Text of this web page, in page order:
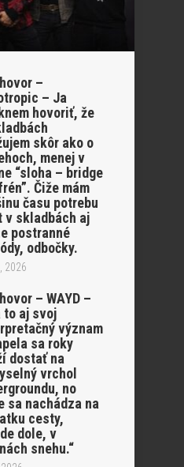
–
– Ja
hovoriť, že
skôr ako o
menej v
“sloha – bridge
Čiže mám
času potrebu
v skladbách aj
postranné
odbočky.
2026
– WAYD –
to aj svoj
význam
sa roky
dostať na
vrchol
no
sa nachádza na
cesty,
dole, v
snehu.“